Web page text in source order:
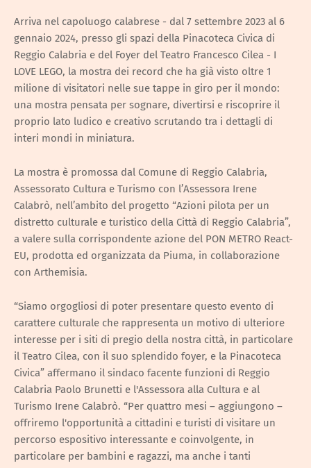
Arriva nel capoluogo calabrese - dal 7 settembre 2023 al 6
gennaio 2024, presso gli spazi della Pinacoteca Civica di
Reggio Calabria e del Foyer del Teatro Francesco Cilea - I
LOVE LEGO, la mostra dei record che ha già visto oltre 1
milione di visitatori nelle sue tappe in giro per il mondo:
una mostra pensata per sognare, divertirsi e riscoprire il
proprio lato ludico e creativo scrutando tra i dettagli di
interi mondi in miniatura.
La mostra è promossa dal Comune di Reggio Calabria,
Assessorato Cultura e Turismo con l’Assessora Irene
Calabrò, nell’ambito del progetto “Azioni pilota per un
distretto culturale e turistico della Città di Reggio Calabria”,
a valere sulla corrispondente azione del PON METRO React-
EU, prodotta ed organizzata da Piuma, in collaborazione
con Arthemisia.
“Siamo orgogliosi di poter presentare questo evento di
carattere culturale che rappresenta un motivo di ulteriore
interesse per i siti di pregio della nostra città, in particolare
il Teatro Cilea, con il suo splendido foyer, e la Pinacoteca
Civica” affermano il sindaco facente funzioni di Reggio
Calabria Paolo Brunetti e l'Assessora alla Cultura e al
Turismo Irene Calabrò. “Per quattro mesi – aggiungono –
offriremo l'opportunità a cittadini e turisti di visitare un
percorso espositivo interessante e coinvolgente, in
particolare per bambini e ragazzi, ma anche i tanti